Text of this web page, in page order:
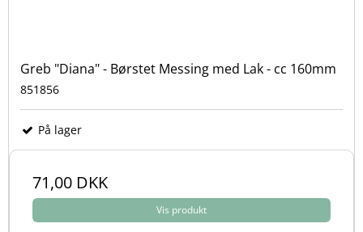
Greb "Diana" - Børstet Messing med Lak - cc 160mm
851856
På lager
71,00 DKK
Vis produkt